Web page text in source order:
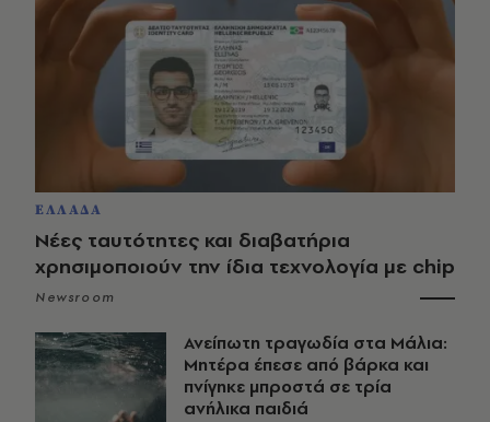
ΕΛΛΑΔΑ
Νέες ταυτότητες και διαβατήρια
χρησιμοποιούν την ίδια τεχνολογία με chip
Newsroom
Ανείπωτη τραγωδία στα Μάλια:
Μητέρα έπεσε από βάρκα και
πνίγηκε μπροστά σε τρία
ανήλικα παιδιά